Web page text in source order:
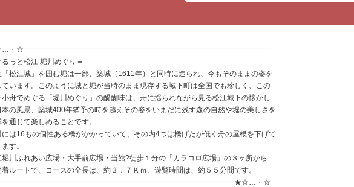
・☆━━━━━━━━━━━━━━━━━━━━━━━━━━━━━━━━━━
るっと松江 堀川めぐり＝
「松江城」を囲む堀は一部、築城（1611年）と同時に造られ、今もそのままの姿を
ています。このように城と堀が当時のまま現存する城下町は全国でも珍しく、この
小舟でめぐる「堀川めぐり」の醍醐味は、舟に揺られながら見る松江城下の懐かし
本の風景、築城400年猶予の時を越えその姿をいまだに残す森の自然や堀の美しさを
を通じて楽しめることです。
には16もの個性ある橋がかかっていて、その内4つは橋げたが低く舟の屋根を下げて
す。
堀川ふれあい広場・大手前広場・当館?徒歩１分の「カラコロ広場」の３ヶ所から
着ルートで、コースの全長は、約３．７Ｋｍ、遊覧時間は、約５５分間です。
・☆